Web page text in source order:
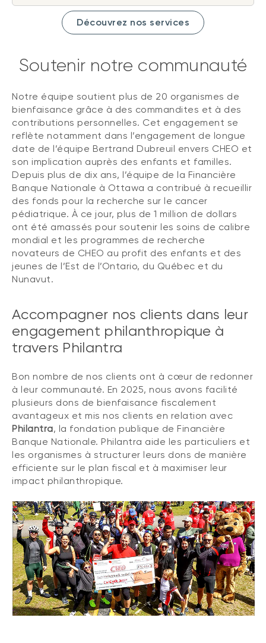
Découvrez nos services
Soutenir notre communauté
Notre équipe soutient plus de 20 organismes de
bienfaisance grâce à des commandites et à des
contributions personnelles. Cet engagement se
reflète notamment dans l’engagement de longue
date de l’équipe Bertrand Dubreuil envers CHEO et
son implication auprès des enfants et familles.
Depuis plus de dix ans, l’équipe de la Financière
Banque Nationale à Ottawa a contribué à recueillir
des fonds pour la recherche sur le cancer
pédiatrique. À ce jour, plus de 1 million de dollars
ont été amassés pour soutenir les soins de calibre
mondial et les programmes de recherche
novateurs de CHEO au profit des enfants et des
jeunes de l’Est de l’Ontario, du Québec et du
Nunavut.
Accompagner nos clients dans leur
engagement philanthropique à
travers Philantra
Bon nombre de nos clients ont à cœur de redonner
à leur communauté. En 2025, nous avons facilité
plusieurs dons de bienfaisance fiscalement
avantageux et mis nos clients en relation avec
Philantra, la fondation publique de Financière
Banque Nationale. Philantra aide les particuliers et
les organismes à structurer leurs dons de manière
efficiente sur le plan fiscal et à maximiser leur
impact philanthropique.